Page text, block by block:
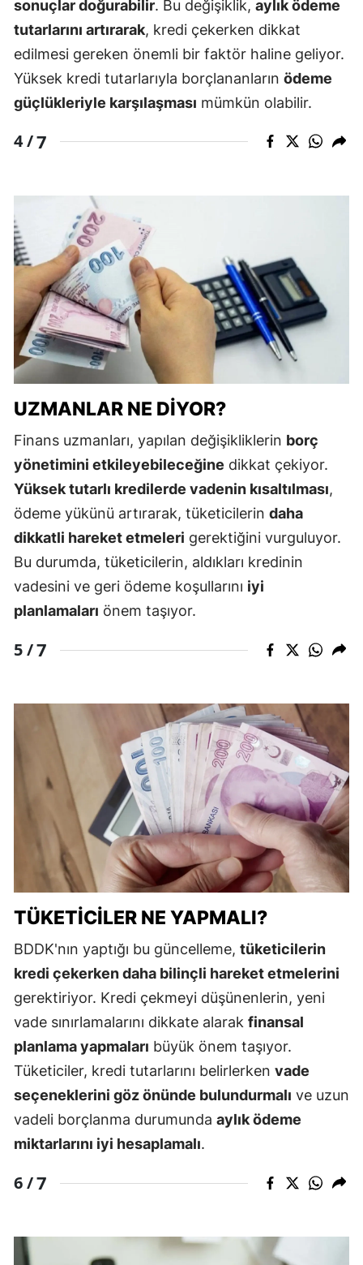
sonuçlar doğurabilir. Bu değişiklik, aylık ödeme
tutarlarını artırarak, kredi çekerken dikkat
edilmesi gereken önemli bir faktör haline geliyor.
Yüksek kredi tutarlarıyla borçlananların ödeme
güçlükleriyle karşılaşması mümkün olabilir.
4 /7
UZMANLAR NE DIYOR?
Finans uzmanları, yapılan değişikliklerin borç
yönetimini etkileyebileceğine dikkat çekiyor.
Yüksek tutarlı kredilerde vadenin kısaltılması,
ödeme yükünü artırarak, tüketicilerin daha
dikkatli hareket etmeleri gerektiğini vurguluyor.
Bu durumda, tüketicilerin, aldıkları kredinin
vadesini ve geri ödeme koşullarını iyi
planlamaları önem taşıyor.
5 /7
TÜKETICILER NE YAPMALI?
BDDK'nın yaptığı bu güncelleme, tüketicilerin
kredi çekerken daha bilinçli hareket etmelerini
gerektiriyor. Kredi çekmeyi düşünenlerin, yeni
vade sınırlamalarını dikkate alarak finansal
planlama yapmaları büyük önem taşıyor.
Tüketiciler, kredi tutarlarını belirlerken vade
seçeneklerini göz önünde bulundurmalı ve uzun
vadeli borçlanma durumunda aylık ödeme
miktarlarını iyi hesaplamalı.
6 /7